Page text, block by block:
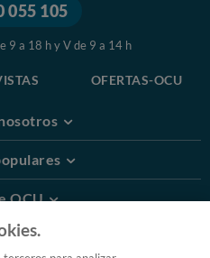
055 105
9 a 18 h y V de 9 a 14 h
OFERTAS-OCU
OCU